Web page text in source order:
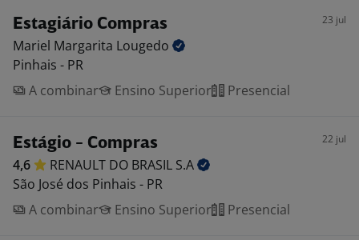
Estagiário Compras 23 jul
Mariel Margarita Lougedo
Pinhais - PR
A combinar
Ensino Superior Presencial
Estágio - Compras 22 jul
4,6 RENAULT DO BRASIL S.A
São José dos Pinhais - PR
A combinar
Ensino Superior Presencial